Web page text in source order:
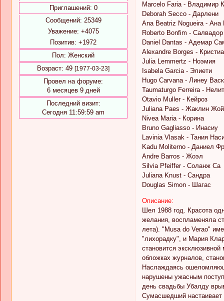
Приглашений: 0
Сообщений: 25349
Уважение: +4075
Позитив: +1972
Пол: Женский
Возраст: 49 [1977-03-23]
Провел на форуме:
6 месяцев 9 дней
Последний визит:
Сегодня 11:59:59 am
Marcelo Faria - Владимир
Deborah Secco - Дарлени
Ana Beatriz Nogueira - Ана
Roberto Bonfim - Салвадор
Daniel Dantas - Адемар
Alexandre Borges -
Julia Lemmertz - Ноэмия
Isabela Garcia - Элиети
Hugo Carvana - Линеу
Taumaturgo Ferreira -
Otavio Muller - Кейроз
Juliana Paes - Жаклин Жой
Nivea Maria - Корина
Bruno Gagliasso - Инасиу
Lavinia Vlasak - Тания
Kadu Moliterno - Даниел
Andre Barros - Жоэл
Silvia Pfeiffer - Соланж Са
Juliana Knust - Сандра
Douglas Simon - Шагас
Описание:
Шел 1988 год. Красота
желания, воспламеняла
лета). "Musa do Verao"
"лихорадку", и Мария
становится
обложках журналов,
Наслаждаясь
нарушены ужасным
день свадьбы Убалду
Сумасшедший настаивает